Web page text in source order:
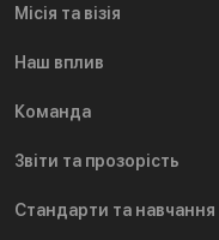
Місія та візія
Наш вплив
Команда
Звіти та прозорість
Стандарти та навчання